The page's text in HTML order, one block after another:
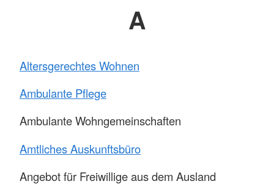
A
Altersgerechtes Wohnen
Ambulante Pflege
Ambulante Wohngemeinschaften
Amtliches Auskunftsbüro
Angebot für Freiwillige aus dem Ausland